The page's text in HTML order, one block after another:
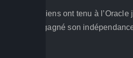
Les Phocidiens ont tenu à l’Oracle
quand il a gagné son